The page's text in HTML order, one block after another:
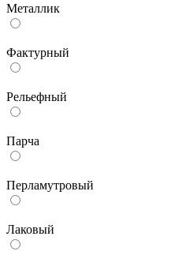
Металлик
Фактурный
Рельефный
Парча
Перламутровый
Лаковый